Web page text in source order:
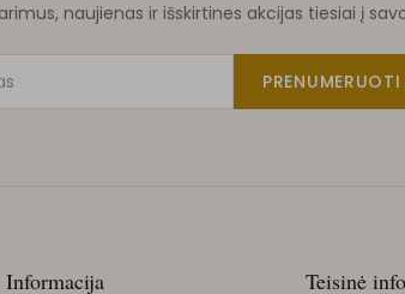
naujienas ir išskirtines akcijas tiesiai į
PRENUMERUOTI
Informacija Teisinė